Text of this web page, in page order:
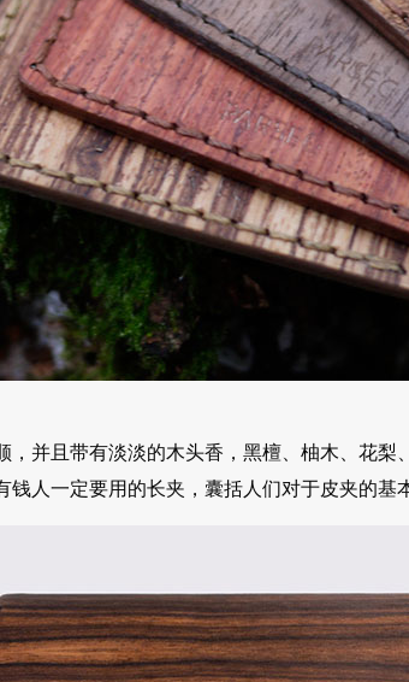
，并且带有淡淡的木头香，黑檀、柚木、花
人一定要用的长夹，囊括人们对于皮夹的基